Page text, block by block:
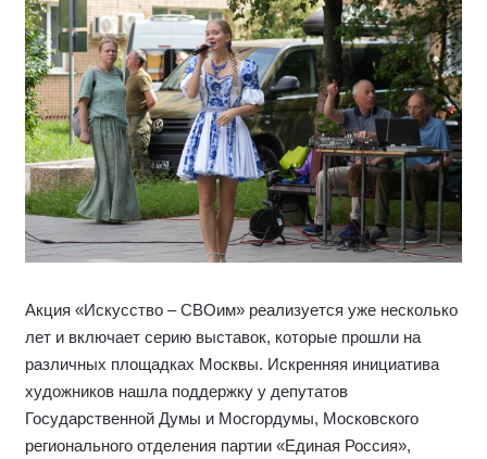
Акция «Искусство – СВОим» реализуется уже несколько
лет и включает серию выставок, которые прошли на
различных площадках Москвы. Искренняя инициатива
художников нашла поддержку у депутатов
Государственной Думы и Мосгордумы, Московского
регионального отделения партии «Единая Россия»,